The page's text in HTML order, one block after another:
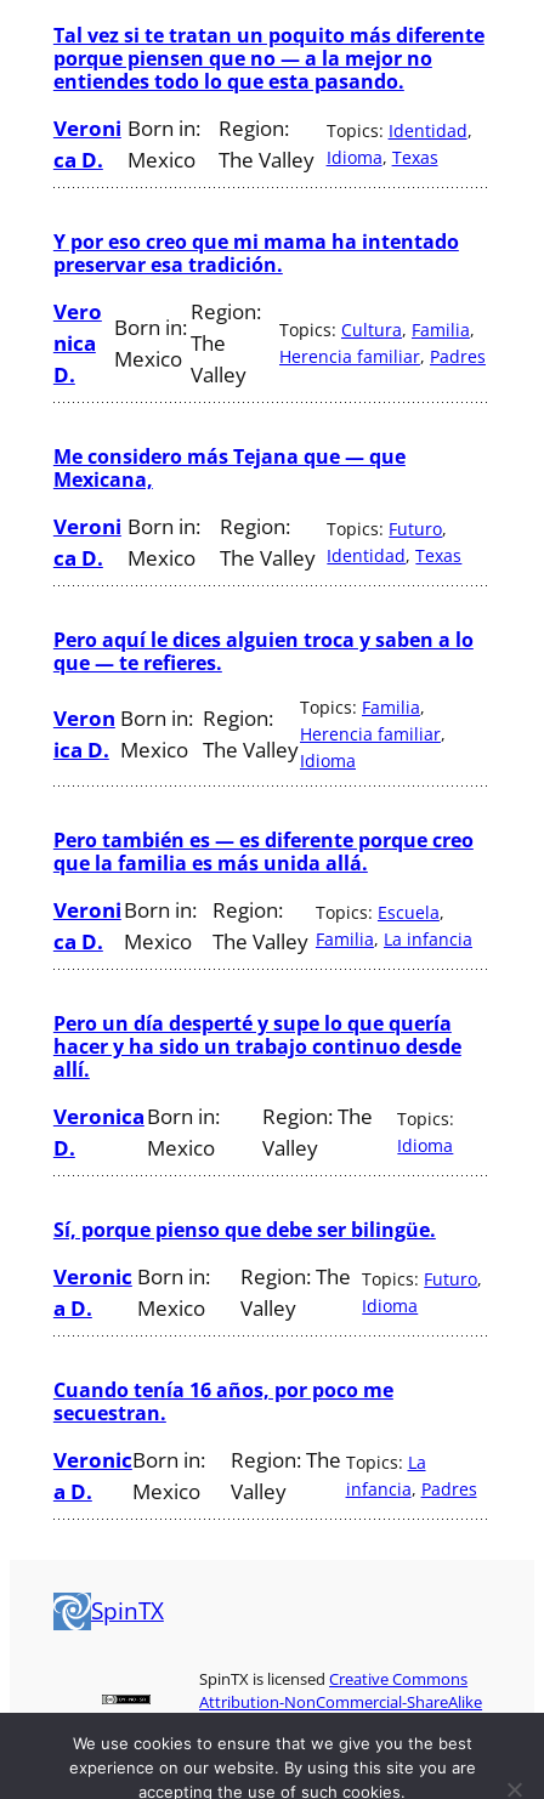
Tal vez si te tratan un poquito más diferente
porque piensen que no — a la mejor no
entiendes todo lo que esta pasando.
Veroni
ca D.
Born in:
Mexico
Region:
The Valley
Topics: Identidad
Idioma, Texas
Y por eso creo que mi mama ha intentado
preservar esa tradición.
Vero
nica
D.
Born in:
Mexico
Region:
The
Valley
Topics: Cultura, Familia
Herencia familiar, Padres
Me considero más Tejana que — que
Mexicana,
Veroni
ca D.
Born in:
Mexico
Region:
The Valley
Topics: Futuro
Identidad, Texas
Pero aquí le dices alguien troca y saben a lo
que — te refieres.
Veron
ica D.
Born in:
Mexico
Region:
The Valley
Topics: Familia
Herencia familiar
Idioma
Pero también es — es diferente porque creo
que la familia es más unida allá.
Veroni
ca D.
Born in:
Mexico
Region:
The Valley
Topics: Escuela
Familia, La infancia
Pero un día desperté y supe lo que quería
hacer y ha sido un trabajo continuo desde
allí.
Veronica
D.
Born in:
Mexico
Region:The
Valley
Topics:
Idioma
Sí, porque pienso que debe ser bilingüe.
Veronic
a D.
Born in:
Mexico
Region:The
Valley
Topics: Futuro
Idioma
Cuando tenía 16 años, por poco me
secuestran.
Veronic
a D.
Born in:
Mexico
Region:The
Valley
Topics: La
infancia, Padres
SpinTX
SpinTX is licensedCreative Commons
Attribution-NonCommercial-ShareAlike
We use cookies to ensure that we give you the best
experience on our website. By using this site you are
accepting the use of such cookies.